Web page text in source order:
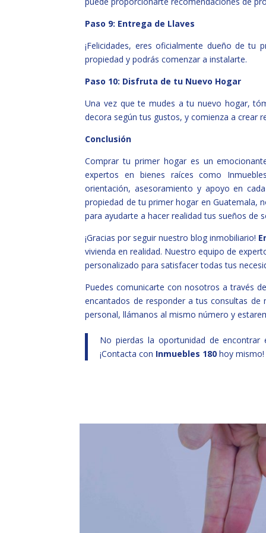
Paso 9: Entrega de Llaves
¡Felicidades, eres oficialmente dueño de tu
propiedad y podrás comenzar a instalarte.
Paso 10: Disfruta de tu Nuevo Hogar
Una vez que te mudes a tu nuevo hogar,
decora según tus gustos, y comienza a crear
Conclusión
Comprar tu primer hogar es un
expertos en bienes raíces como
orientación, asesoramiento y apoyo en
propiedad de tu primer hogar en Guatemala,
para ayudarte a hacer realidad tus sueños de
¡Gracias por seguir nuestro blog inmobiliario!
vivienda en realidad. Nuestro equipo de
personalizado para satisfacer todas tus
Puedes comunicarte con nosotros a través
encantados de responder a tus consultas de
personal, llámanos al mismo número y
No pierdas la oportunidad de
¡Contacta con Inmuebles 180 hoy mismo!